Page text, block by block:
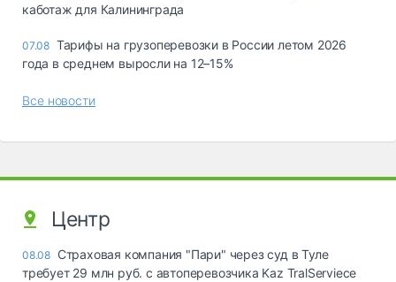
каботаж для Калининграда
07.08 Тарифы на грузоперевозки в России летом 2026
года в среднем выросли на 12–15%
Все новости
Центр
08.08 Страховая компания "Пари" через суд в Туле
требует 29 млн руб. с автоперевозчика Kaz TralServiece